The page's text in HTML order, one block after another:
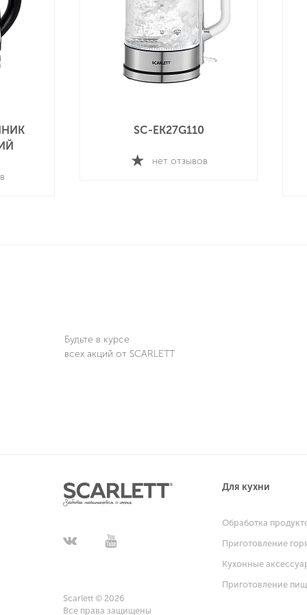
SC-EK21S66 ЧАЙНИК
Будьте в курсе
всех акций от SCARLETT
Scarlett © 2026
Все права защищены
Для кухни
Обработка
Приготовление
Кухонные
Приготовление